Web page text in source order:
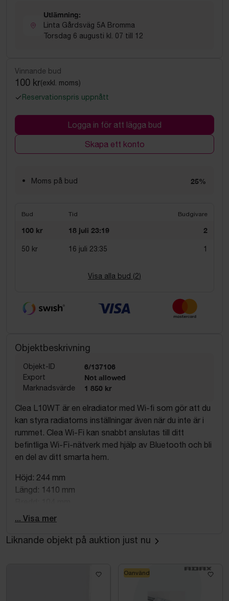
Utlämning:
Linta Gårdsväg 5A Bromma
Torsdag 6 augusti kl. 07 till 12
Vinnande bud
100 kr(exkl. moms)
Reservationspris uppnått
Logga in för att lägga bud
Skapa ett konto
Moms på bud 25%
Bud Tid Budgivare
100 kr 18 juli 23:19 2
50 kr 16 juli 23:35 1
Visa alla bud (2)
Objektbeskrivning
Objekt-ID 6/137106
Export Not allowed
Marknadsvärde 1 850 kr
Clea L10WT är en elradiator med Wi-fi som gör att du
kan styra radiatorns inställningar även när du inte är i
rummet. Clea Wi-Fi kan snabbt anslutas till ditt
befintliga Wi-Fi-nätverk med hjälp av Bluetooth och bli
en del av ditt smarta hem.
Höjd: 244 mm
Längd: 1410 mm
Vikt: 7.4 kg
emballage.
... Visa mer
Liknande objekt på auktion just nu
Oanvänd